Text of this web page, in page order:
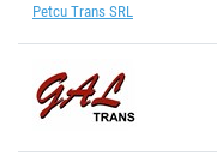
Petcu Trans SRL